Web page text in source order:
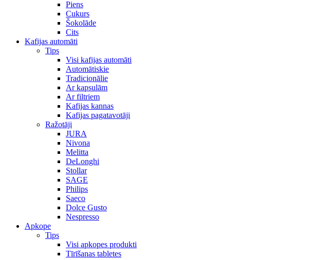
Piens
Cukurs
Šokolāde
Cits
Kafijas automāti
Tips
Visi kafijas automāti
Automātiskie
Tradicionālie
Ar kapsulām
Ar filtriem
Kafijas kannas
Kafijas pagatavotāji
Ražotāji
JURA
Nivona
Melitta
DeLonghi
Stollar
SAGE
Philips
Saeco
Dolce Gusto
Nespresso
Apkope
Tips
Visi apkopes produkti
Tīrīšanas tabletes